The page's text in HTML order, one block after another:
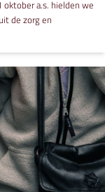
oktober a.s. hielden we
de zorg en